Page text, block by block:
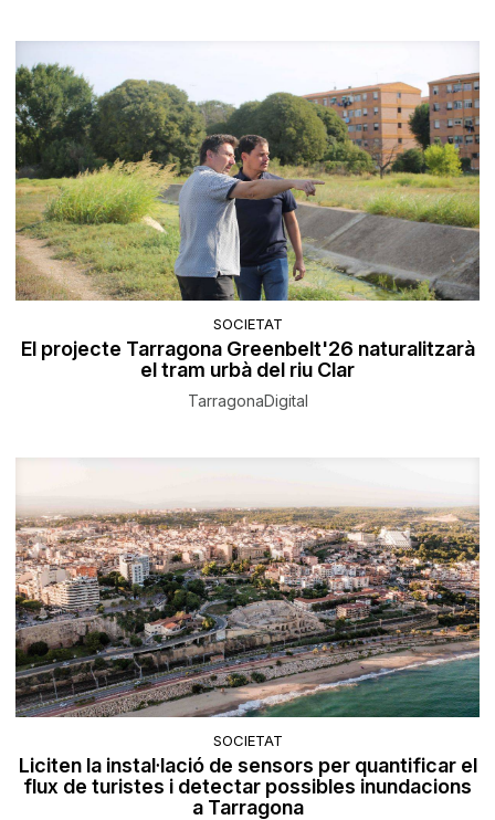
SOCIETAT
El projecte Tarragona Greenbelt'26 naturalitzarà
el tram urbà del riu Clar
TarragonaDigital
SOCIETAT
Liciten la instal·lació de sensors per quantificar el
flux de turistes i detectar possibles inundacions
a Tarragona